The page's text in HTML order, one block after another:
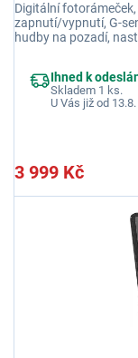
Digitální
zapnutí/vypnutí, G-
hudby na pozadí,
Ihned k
Skladem 1 ks.
U Vás již od 13.8.
3 999 Kč